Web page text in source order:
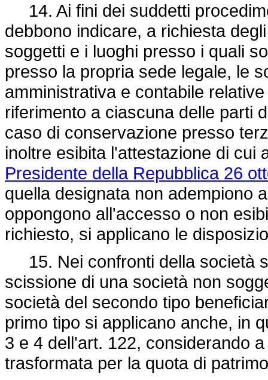
14. Ai fini dei suddetti
debbono indicare, a richiesta
soggetti e i luoghi presso i quali
presso la propria sede legale, le
amministrativa e contabile
riferimento a ciascuna delle parti
caso di conservazione presso
inoltre esibita l'attestazione di cui
Presidente della Repubblica 26
quella designata non adempiono
oppongono all'accesso o non
richiesto, si applicano le
15. Nei confronti della società
scissione di una società non
società del secondo tipo
primo tipo si applicano anche, in
3 e 4 dell'art. 122, considerando
trasformata per la quota di